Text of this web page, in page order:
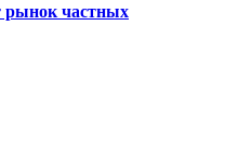
частных